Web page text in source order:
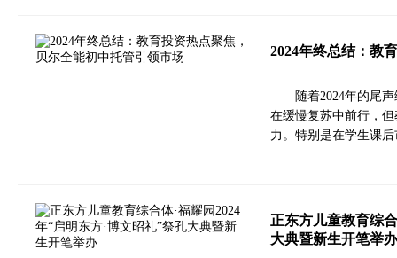
2024年终总结：教
随着2024年的尾
在缓慢复苏中前行，
力。特别是在学生课
正东方儿童教育综
大典暨新生开笔举办